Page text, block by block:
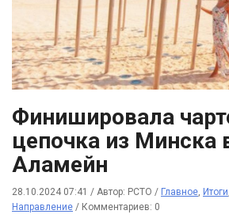
Финишировала
цепочка из Минска
Аламейн
28.10.2024 07:41 / Автор: РСТО / Главное, Итоги
Направление / Комментариев: 0